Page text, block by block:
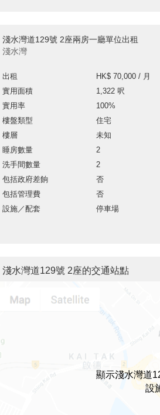
淺水灣道129號 2座兩房一廳單位出租
淺水灣
出租
HK$ 70,000 / 月
實用面積
1,322 呎
實用率
100%
樓盤類型
住宅
樓層
未知
睡房數量
2
洗手間數量
2
包括政府差餉
否
包括管理費
否
設施／配套
停車場
淺水灣道129號 2座的交通站點
顯示淺水灣道
設